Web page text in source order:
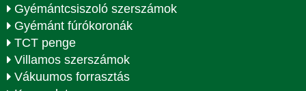
Gyémántcsiszoló szerszámok
Gyémánt fúrókoronák
TCT penge
Villamos szerszámok
Vákuumos forrasztás